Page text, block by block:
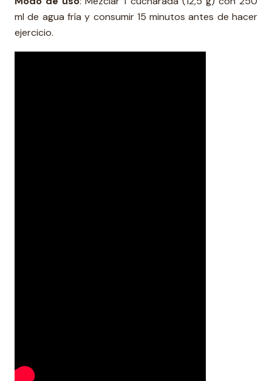
ml de agua fría y consumir 15 minutos antes de hacer
ejercicio.